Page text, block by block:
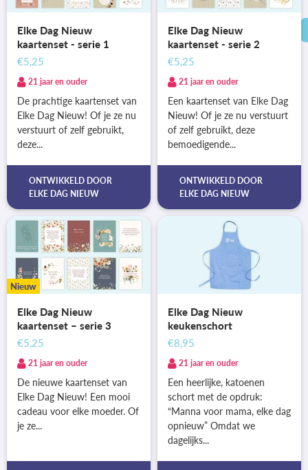
Elke Dag Nieuw
kaartenset - serie 1
€5,25
21 jaar en ouder
De prachtige kaartenset van
Elke Dag Nieuw! Of je ze nu
verstuurt of zelf gebruikt,
deze...
ONTWIKKELD DOOR
ELKE DAG NIEUW
Elke Dag Nieuw
kaartenset - serie 2
€5,25
21 jaar en ouder
Een kaartenset van Elke Dag
Nieuw! Of je ze nu verstuurt
of zelf gebruikt, deze
bemoedigende...
ONTWIKKELD DOOR
ELKE DAG NIEUW
Nieuw
Elke Dag Nieuw
kaartenset – serie 3
€5,25
21 jaar en ouder
De nieuwe kaartenset van
Elke Dag Nieuw! Een mooi
cadeau voor elke moeder. Of
je ze...
Elke Dag Nieuw
keukenschort
€8,95
21 jaar en ouder
Een heerlijke, katoenen
schort met de opdruk:
“Manna voor mama, elke dag
opnieuw” Omdat we
dagelijks...